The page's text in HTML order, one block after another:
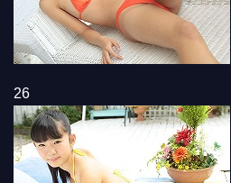
26